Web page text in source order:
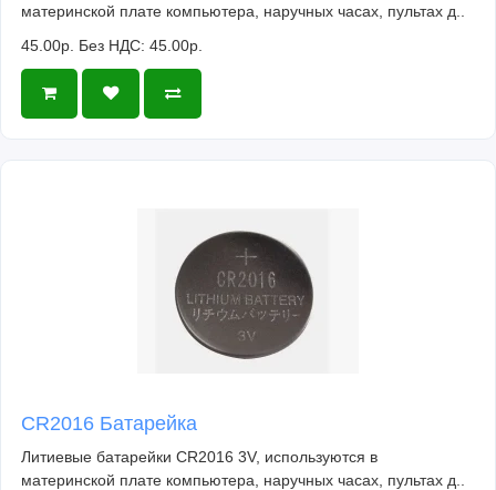
материнской плате компьютера, наручных часах, пультах д..
45.00р. Без НДС: 45.00р.
CR2016 Батарейка
Литиевые батарейки CR2016 3V, используются в
материнской плате компьютера, наручных часах, пультах д..